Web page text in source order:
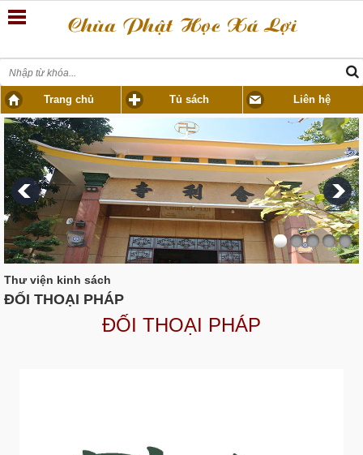
Trang chủ Tủ sách Liên hệ
Thư viện kinh sách
ĐỐI THOẠI PHÁP
ĐỐI THOẠI PHÁP